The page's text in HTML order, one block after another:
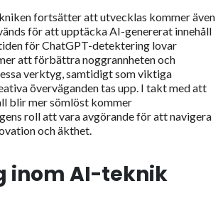
fortsätter att utvecklas kommer även
för att upptäcka AI-genererat innehåll
för ChatGPT-detektering lovar
att förbättra noggrannheten och
verktyg, samtidigt som viktiga
överväganden tas upp. I takt med att
blir mer sömlöst kommer
roll att vara avgörande för att navigera
och äkthet.
inom AI-teknik